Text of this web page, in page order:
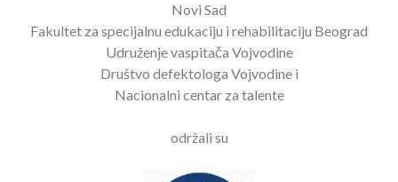
Novi Sad
Fakultet za specijalnu edukaciju i rehabilitaciju Beograd
Udruženje vaspitača Vojvodine
Društvo defektologa Vojvodine i
Nacionalni centar za talente
održali su